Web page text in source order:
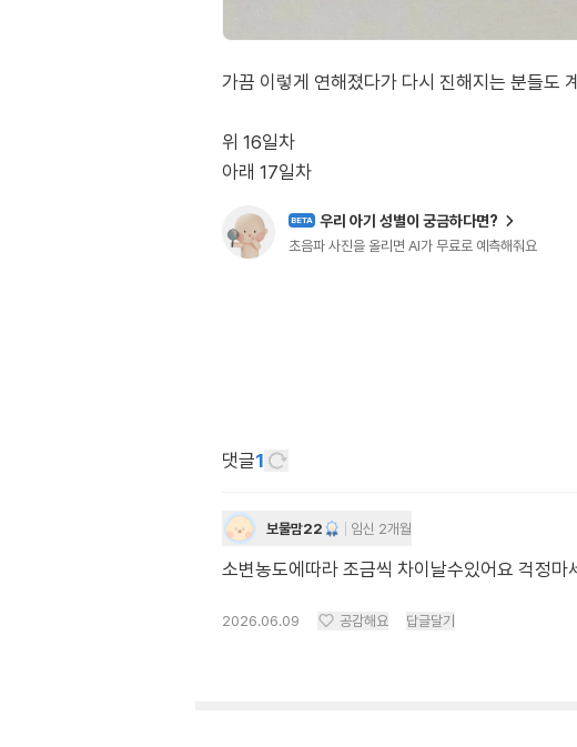
가끔 이렇게 연해졌다가 다시 진해지는 분들도
위 16일차
아래 17일차
BETA 우리 아기 성별이 궁금하다면?
초음파 사진을 올리면 AI가 무료로 예측해줘요
댓글1
보물맘22 임신 2개월
소변농도에따라 조금씩 차이날수있어요 걱정마
2026.06.09 공감해요 답글달기